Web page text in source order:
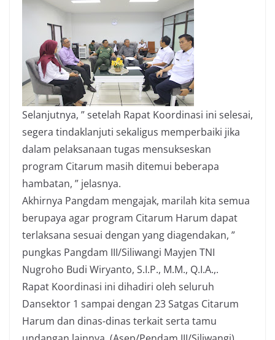
Selanjutnya, ” setelah Rapat Koordinasi ini selesai,
segera tindaklanjuti sekaligus memperbaiki jika
dalam pelaksanaan tugas mensukseskan
program Citarum masih ditemui beberapa
hambatan, ” jelasnya.
Akhirnya Pangdam mengajak, marilah kita semua
berupaya agar program Citarum Harum dapat
terlaksana sesuai dengan yang diagendakan, ”
pungkas Pangdam III/Siliwangi Mayjen TNI
Nugroho Budi Wiryanto, S.I.P., M.M., Q.I.A.,.
Rapat Koordinasi ini dihadiri oleh seluruh
Dansektor 1 sampai dengan 23 Satgas Citarum
Harum dan dinas-dinas terkait serta tamu